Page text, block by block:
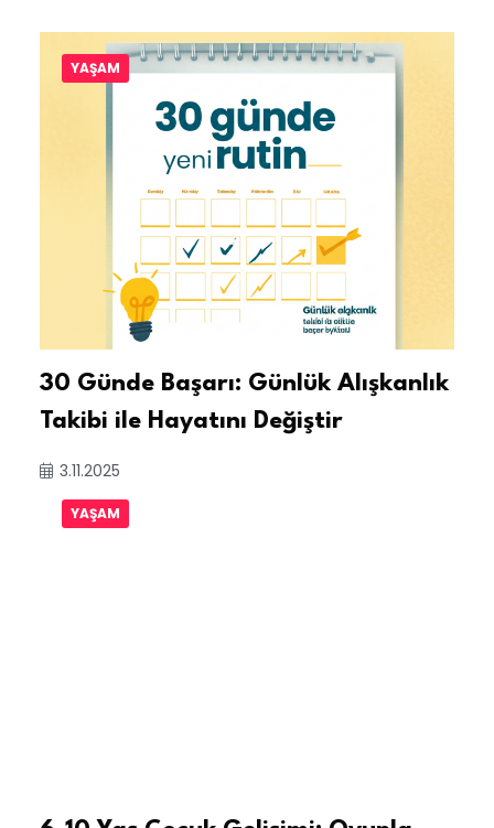
YAŞAM
30 Günde Başarı: Günlük Alışkanlık
Takibi ile Hayatını Değiştir
3.11.2025
YAŞAM